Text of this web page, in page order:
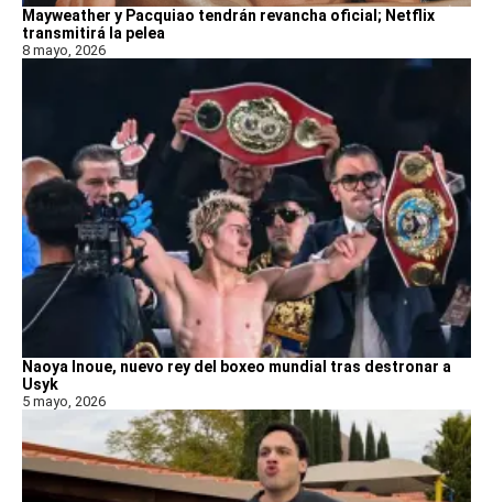
Mayweather y Pacquiao tendrán revancha oficial; Netflix
transmitirá la pelea
8 mayo, 2026
Naoya Inoue, nuevo rey del boxeo mundial tras destronar a
Usyk
5 mayo, 2026